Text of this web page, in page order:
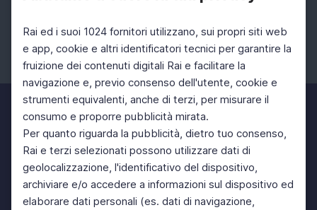
Rai ed i suoi 1024 fornitori utilizzano, sui propri siti web
e app, cookie e altri identificatori tecnici per garantire la
fruizione dei contenuti digitali Rai e facilitare la
navigazione e, previo consenso dell'utente, cookie e
strumenti equivalenti, anche di terzi, per misurare il
consumo e proporre pubblicità mirata.
Per quanto riguarda la pubblicità, dietro tuo consenso,
Rai e terzi selezionati possono utilizzare dati di
geolocalizzazione, l'identificativo del dispositivo,
archiviare e/o accedere a informazioni sul dispositivo ed
elaborare dati personali (es. dati di navigazione,
Facebook Instagram Twitter